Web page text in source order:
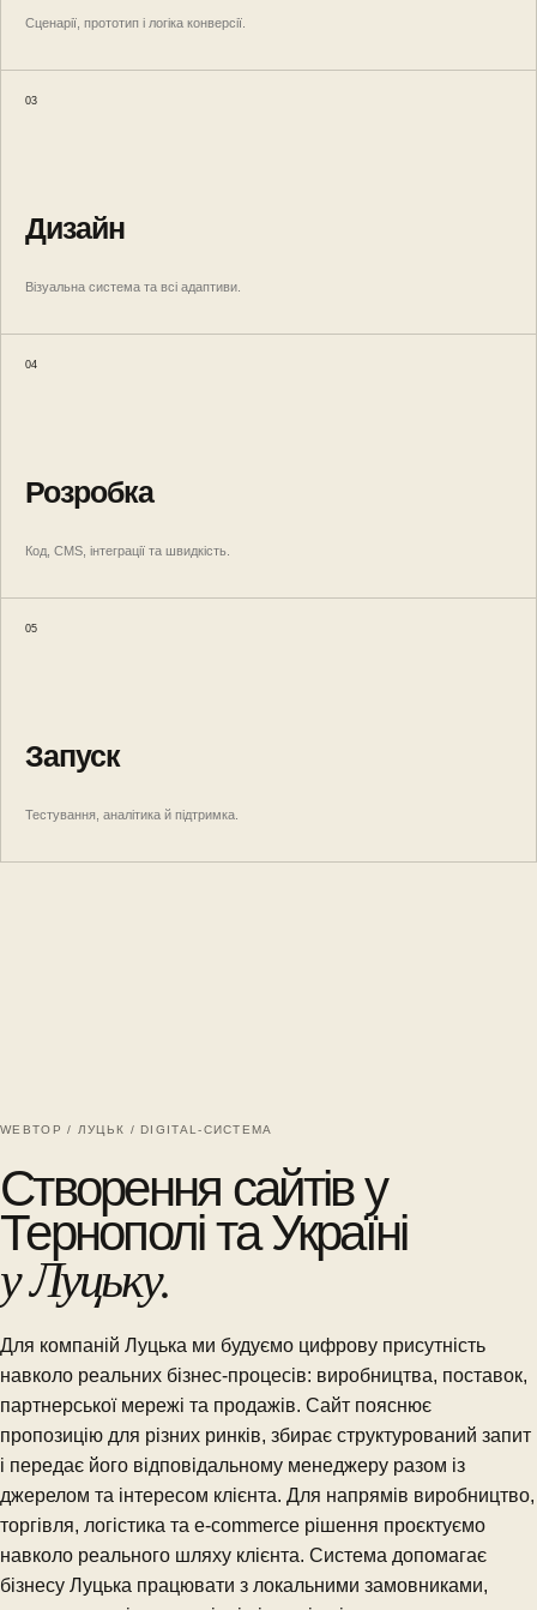
Сценарії, прототип і логіка конверсії.
03
Дизайн
Візуальна система та всі адаптиви.
04
Розробка
Код, CMS, інтеграції та швидкість.
05
Запуск
Тестування, аналітика й підтримка.
WEBTOP / ЛУЦЬК / DIGITAL-СИСТЕМА
Створення сайтів у
Тернополі та Україні
у Луцьку.
Для компаній Луцька ми будуємо цифрову присутність
навколо реальних бізнес-процесів: виробництва, поставок,
партнерської мережі та продажів. Сайт пояснює
пропозицію для різних ринків, збирає структурований запит
і передає його відповідальному менеджеру разом із
джерелом та інтересом клієнта. Для напрямів виробництво,
торгівля, логістика та e-commerce рішення проєктуємо
навколо реального шляху клієнта. Система допомагає
бізнесу Луцька працювати з локальними замовниками,